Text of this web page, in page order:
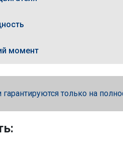
момент
только на